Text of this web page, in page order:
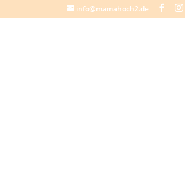
info@mamahoch2.de